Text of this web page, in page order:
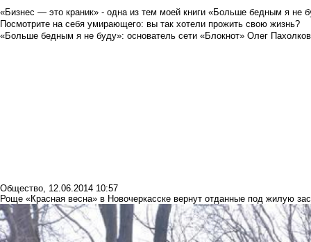
«Бизнес — это краник» - одна из тем моей книги «Больше бедным я не
Посмотрите на себя умирающего: вы так хотели прожить свою жизнь?
«Больше бедным я не буду»: основатель сети «Блокнот» Олег Пахолков
Общество, 12.06.2014 10:57
Роще «Красная весна» в Новочеркасске вернут отданные под жилую